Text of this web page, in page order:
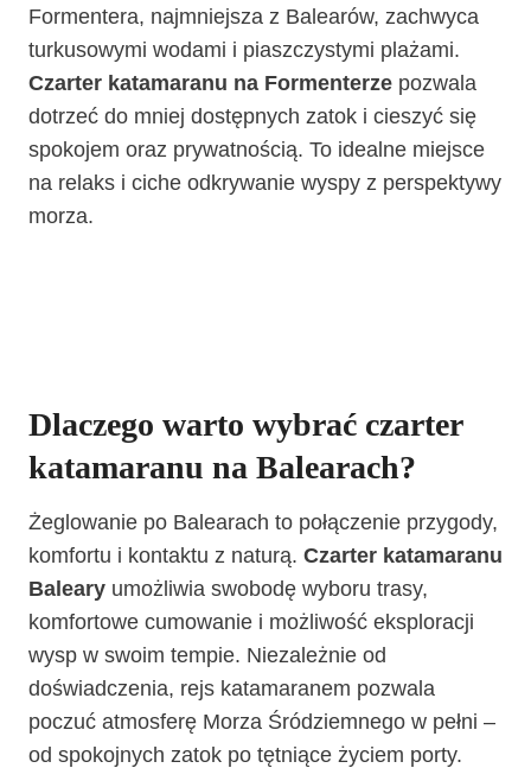
Formentera, najmniejsza z Balearów, zachwyca
turkusowymi wodami i piaszczystymi plażami.
Czarter katamaranu na Formenterze pozwala
dotrzeć do mniej dostępnych zatok i cieszyć się
spokojem oraz prywatnością. To idealne miejsce
na relaks i ciche odkrywanie wyspy z perspektywy
morza.
Dlaczego warto wybrać czarter
katamaranu na Balearach?
Żeglowanie po Balearach to połączenie przygody,
komfortu i kontaktu z naturą. Czarter katamaranu
Baleary umożliwia swobodę wyboru trasy,
komfortowe cumowanie i możliwość eksploracji
wysp w swoim tempie. Niezależnie od
doświadczenia, rejs katamaranem pozwala
poczuć atmosferę Morza Śródziemnego w pełni –
od spokojnych zatok po tętniące życiem porty.